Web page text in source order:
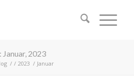
2023
/ / 2023 / Januar